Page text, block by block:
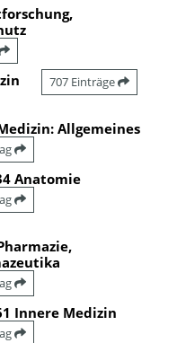
707 Einträge
Allgemeines
Anatomie
Innere Medizin